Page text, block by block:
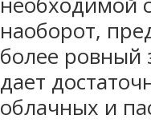
наоборот,
более ровный
дает
облачных и